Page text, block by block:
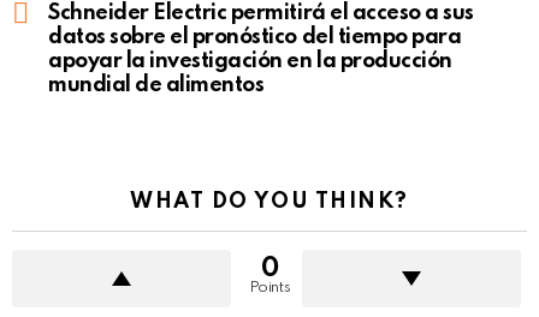
Schneider Electric permitirá el acceso a sus
datos sobre el pronóstico del tiempo para
apoyar la investigación en la producción
mundial de alimentos
WHAT DO YOU THINK?
0
Points